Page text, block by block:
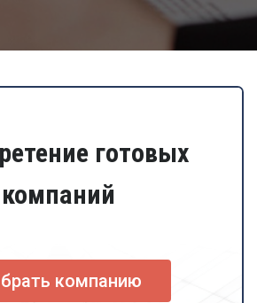
готовых
компаний
компанию